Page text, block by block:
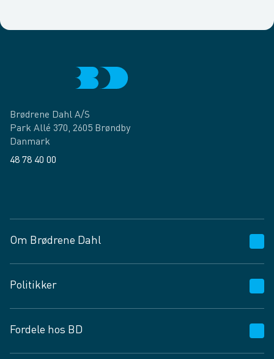
Brødrene Dahl A/S
Park Allé 370, 2605 Brøndby
Danmark
48 78 40 00
Om Brødrene Dahl
Vagttelefon 30 10 89 89
Spørgsmål og svar
Job og karriere
Fødevarekontrolrapport
Politikker
Privatlivspolitik
Cookies
Fordele hos BD